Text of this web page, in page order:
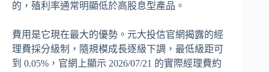
的，殖利率通常明顯低於高股息型產品。
費用是它現在最大的優勢。元大投信官網揭露的經
理費採分級制，隨規模成長逐級下調，最低級距可
到 0.05%，官網上顯示 2026/07/21 的實際經理費約